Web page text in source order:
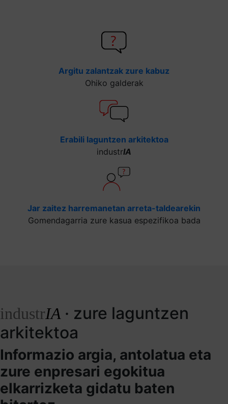
Argitu zalantzak zure kabuz
Ohiko galderak
Erabili laguntzen arkitektoa
industrIA
Jar zaitez harremanetan arreta-taldearekin
Gomendagarria zure kasua espezifikoa bada
industrIA · zure laguntzen
arkitektoa
Informazio argia, antolatua eta
zure enpresari egokitua
elkarrizketa gidatu baten